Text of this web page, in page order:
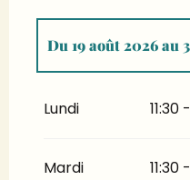
1 janvier 2026au
Du19 août 2026au
Lundi 11:30
Mardi 11:30